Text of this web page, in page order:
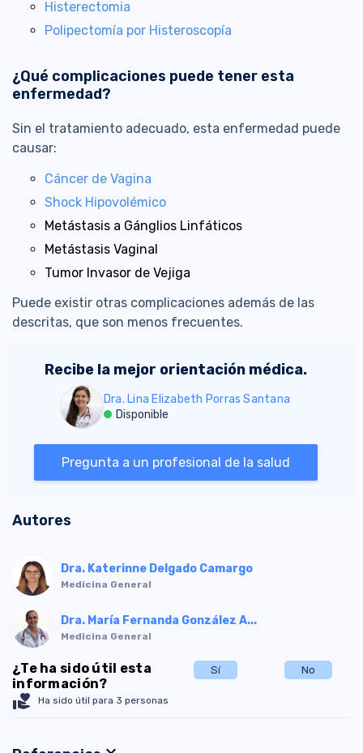
Histerectomia
Polipectomía por Histeroscopía
¿Qué complicaciones puede tener esta
enfermedad?
Sin el tratamiento adecuado, esta enfermedad puede
causar:
Cáncer de Vagina
Shock Hipovolémico
Metástasis a Gánglios Linfáticos
Metástasis Vaginal
Tumor Invasor de Vejiga
Puede existir otras complicaciones además de las
descritas, que son menos frecuentes.
Recibe la mejor orientación médica.
Dra. Lina Elizabeth Porras Santana
Disponible
Pregunta a un profesional de la salud
Autores
Dra. Katerinne Delgado Camargo
Medicina General
Dra. María Fernanda González A...
Medicina General
¿Te ha sido útil esta
información?
Sí No
volunteer_activism Ha sido útil para 3 personas